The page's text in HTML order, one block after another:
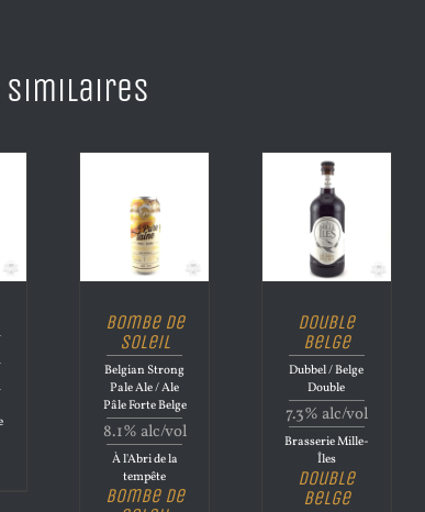
similaires
Bombe de
Soleil
Belgian Strong
Pale Ale / Ale
Pâle Forte Belge
8.1% alc/vol
À l'Abri de la
tempête
Bombe de
Double
Belge
Dubbel / Belge
Double
7.3% alc/vol
Brasserie Mille-
Îles
Double
Belge